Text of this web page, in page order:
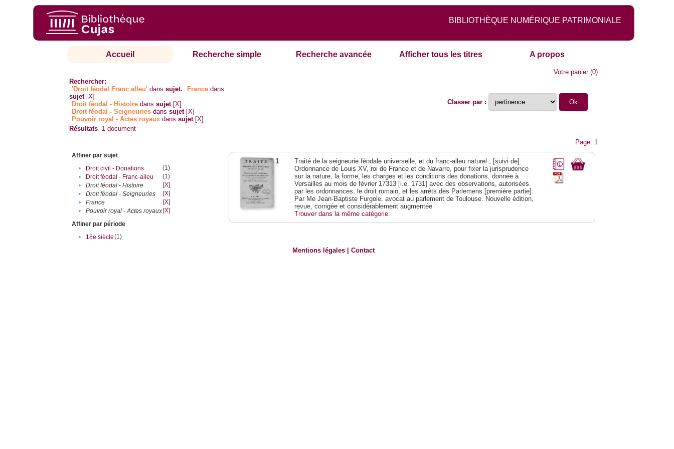
BIBLIOTHÈQUE NUMÉRIQUE PATRIMONIALE
Accueil Recherche simple Recherche avancée Afficher tous les titres A propos
Votre panier(0)
Rechercher:
'Droit féodal Franc alleu' danssujet. France dans
sujet [X]
Droit féodal - Histoire danssujet [X]
Droit féodal - Seigneuries danssujet [X]
Pouvoir royal - Actes royaux danssujet [X]
Classer par :
Résultats 1 document
Page: 1
Affiner par sujet
•
Droit civil - Donations
(1)
•
Droit féodal - Franc-alleu‎
(1)
•
Droit féodal - Histoire
[X]
•
Droit féodal - Seigneuries
[X]
•
France
[X]
•
Pouvoir royal - Actes royaux [X]
Affiner par période
•
18e siècle(1)
1
Traité de la seigneurie féodale universelle, et du franc-alleu naturel ; [suivi de]
Ordonnance de Louis XV, roi de France et de Navarre, pour fixer la jurisprudence
sur la nature, la forme, les charges et les conditions des donations, donnée à
Versailles au mois de février 17313 [i.e. 1731] avec des observations, autorisées
par les ordonnances, le droit romain, et les arrêts des Parlemens [première partie].
Par Me Jean-Baptiste Furgole, avocat au parlement de Toulouse. Nouvelle édition,
revue, corrigée et considérablement augmentée
Trouver dans la même catégorie
Mentions légales |Contact